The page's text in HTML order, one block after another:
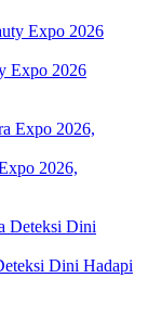
Expo 2026
2026,
Dini Hadapi